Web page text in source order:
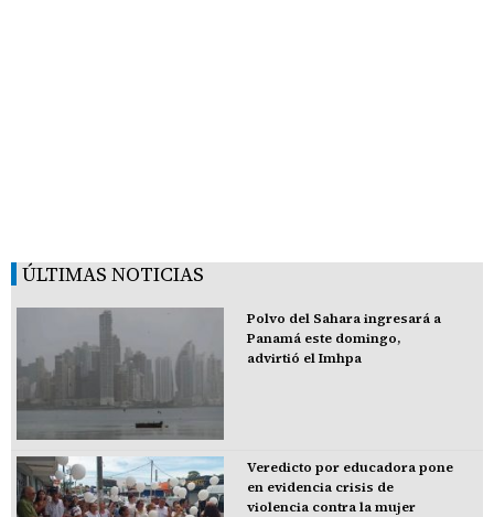
ÚLTIMAS NOTICIAS
Polvo del Sahara ingresará a
Panamá este domingo,
advirtió el Imhpa
Veredicto por educadora pone
en evidencia crisis de
violencia contra la mujer